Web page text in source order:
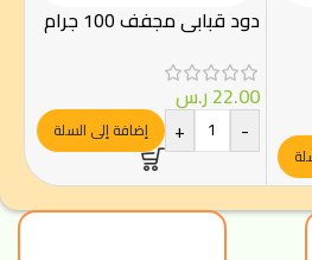
دود قبابي مجفف 100 جرام
22.00ر.س
-
+ إضافة إلى السلة